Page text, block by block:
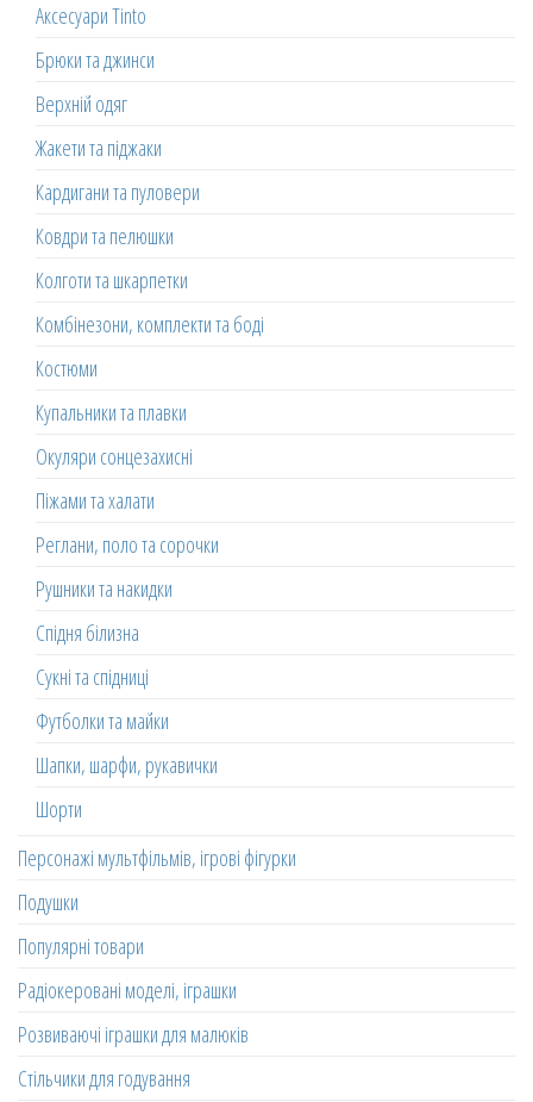
Аксесуари Tinto
Брюки та джинси
Верхній одяг
Жакети та піджаки
Кардигани та пуловери
Ковдри та пелюшки
Колготи та шкарпетки
Комбінезони, комплекти та боді
Костюми
Купальники та плавки
Окуляри сонцезахисні
Піжами та халати
Реглани, поло та сорочки
Рушники та накидки
Спідня білизна
Сукні та спідниці
Футболки та майки
Шапки, шарфи, рукавички
Шорти
Персонажі мультфільмів, ігрові фігурки
Подушки
Популярні товари
Радіокеровані моделі, іграшки
Розвиваючі іграшки для малюків
Стільчики для годування